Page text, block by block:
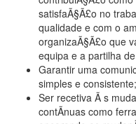
satisfaÃ§Ã£o no
qualidade e com o
organizaÃ§Ã£o que
equipa e a partilha
Garantir uma
simples e consistente;
Ser recetiva Ã s
contÃ­nuas como